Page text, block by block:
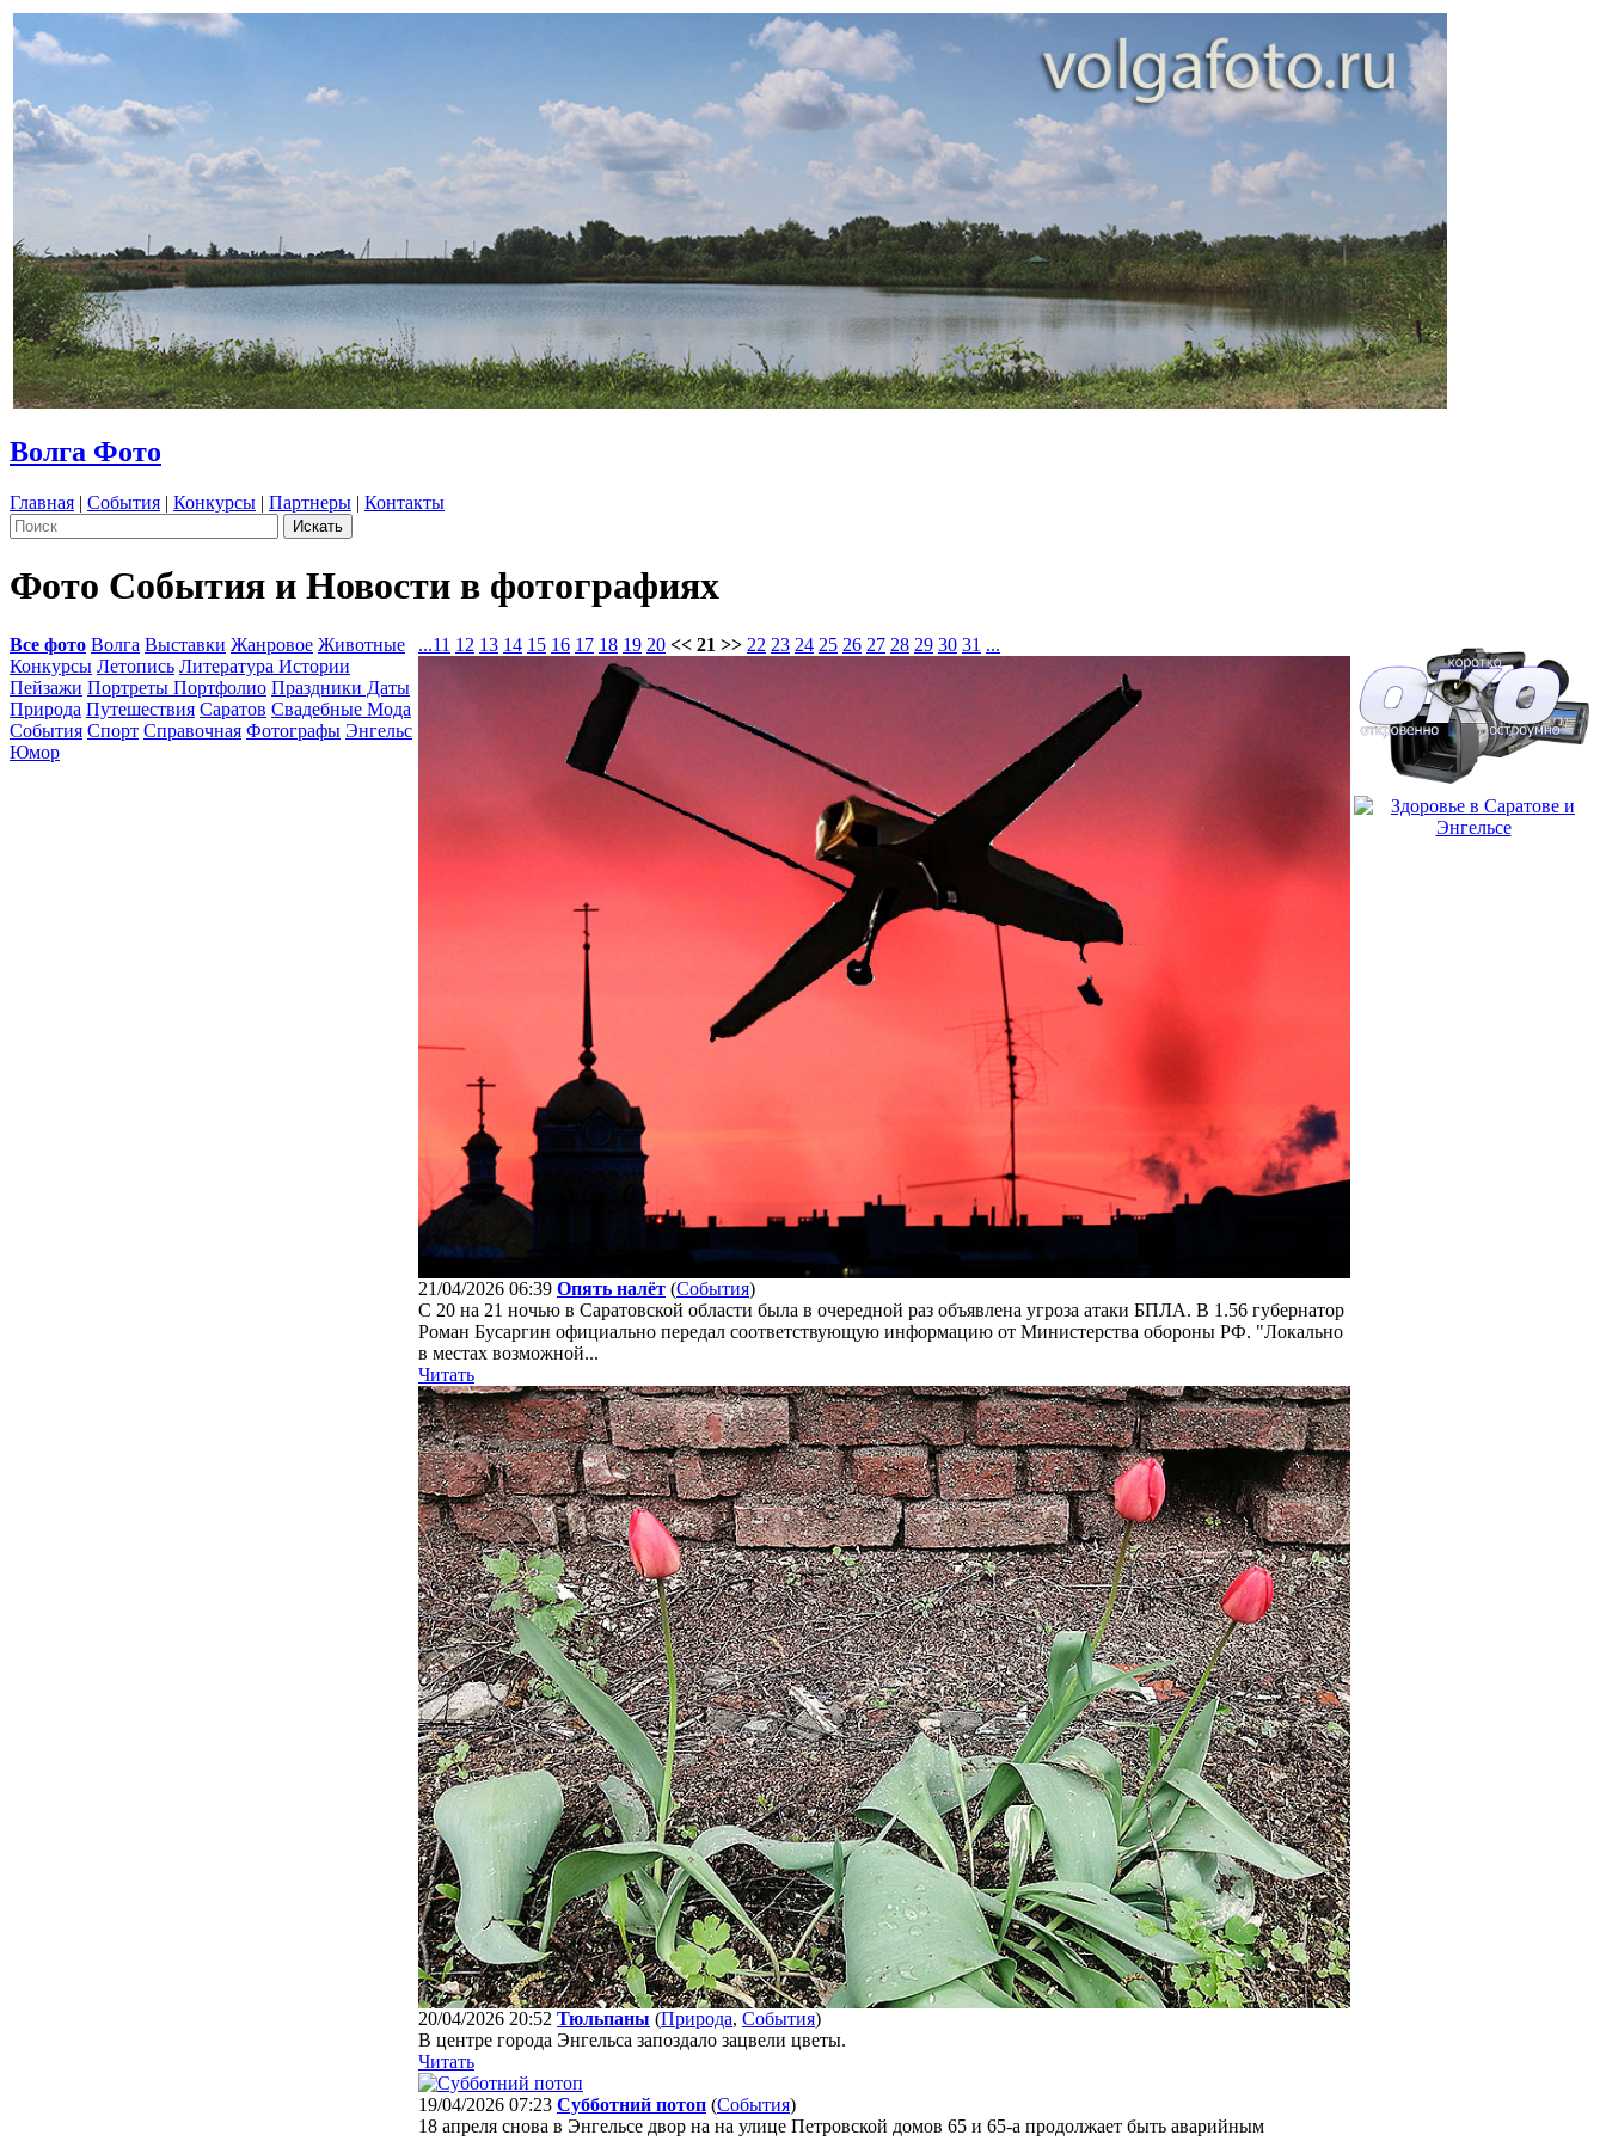
Волга Фото
Главная | События | Конкурсы | Партнеры | Контакты
Фото События и Новости в фотографиях
Все фото Волга Выставки Жанровое Животные
Конкурсы Летопись Литература Истории
Пейзажи Портреты Портфолио Праздники Даты
Природа Путешествия Саратов Свадебные Мода
События Спорт Справочная Фотографы Энгельс
Юмор
...11 12 13 14 15 16 17 18 19 20 << 21 >> 22 23 24 25 26 27 28 29 30 31 ...
21/04/2026 06:39 Опять налёт (События)
С 20 на 21 ночью в Саратовской области была в очередной раз объявлена угроза атаки БПЛА. В 1.56 губернатор
Роман Бусаргин официально передал соответствующую информацию от Министерства обороны РФ. "Локально
в местах возможной...
Читать
20/04/2026 20:52 Тюльпаны (Природа, События)
В центре города Энгельса запоздало зацвели цветы.
Читать
19/04/2026 07:23 Субботний потоп (События)
18 апреля снова в Энгельсе двор на на улице Петровской домов 65 и 65-а продолжает быть аварийным